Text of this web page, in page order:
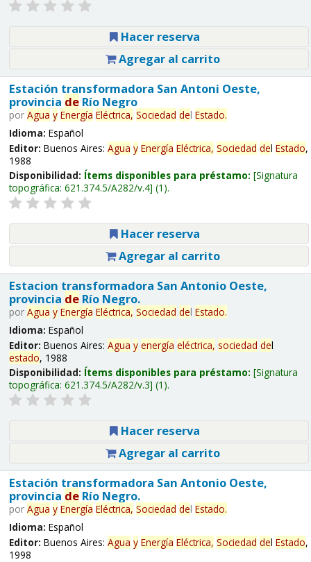
Hacer reserva
Agregar al carrito
Estación transformadora San Antoni Oeste,
provincia deRío Negro
por Agua y Energía Eléctrica, Sociedad del Estado.
Idioma: Español
Editor: Buenos Aires: Agua y Energía Eléctrica, Sociedad del Estado,
1988
Disponibilidad: Ítems disponibles para préstamo: Signatura
topográfica: 621.374.5/A282/v.4 (1).
Hacer reserva
Agregar al carrito
Estacion transformadora San Antonio Oeste,
provincia deRío Negro.
por Agua y Energía Eléctrica, Sociedad del Estado.
Idioma: Español
Editor: Buenos Aires: Agua y energía eléctrica, sociedad del
estado, 1988
Disponibilidad: Ítems disponibles para préstamo: Signatura
topográfica: 621.374.5/A282/v.3 (1).
Hacer reserva
Agregar al carrito
Estación transformadora San Antonio Oeste,
provincia deRío Negro.
por Agua y Energía Eléctrica, Sociedad del Estado.
Idioma: Español
Editor: Buenos Aires: Agua y Energía Eléctrica, Sociedad del Estado,
1998